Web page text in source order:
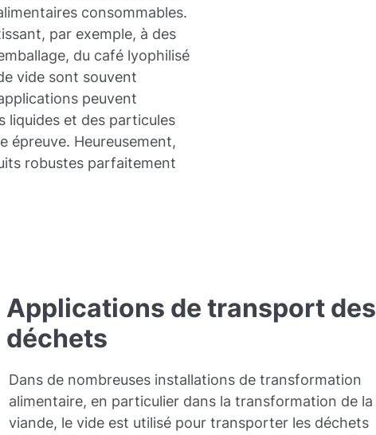
consommables.
par exemple, à des
du café lyophilisé
vide sont souvent
peuvent
liquides et des particules
épreuve. Heureusement,
robustes parfaitement
Applications de transport des
déchets
Dans de nombreuses installations de transformation
alimentaire, en particulier dans la transformation de la
viande, le vide est utilisé pour transporter les déchets